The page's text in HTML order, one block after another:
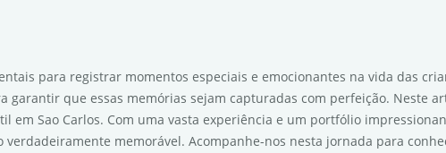
para registrar momentos especiais e emocionantes na vida das
que essas memórias sejam capturadas com perfeição. Neste
Sao Carlos. Com uma vasta experiência e um portfólio
memorável. Acompanhe-nos nesta jornada para